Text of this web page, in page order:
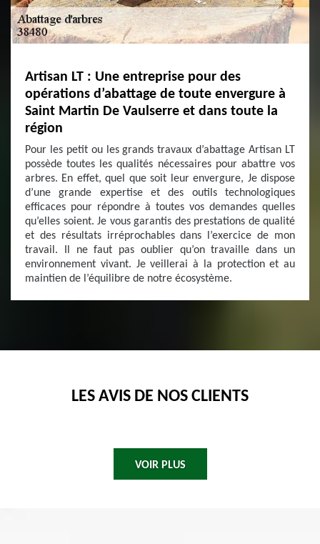
Artisan LT : Une entreprise pour des
opérations d’abattage de toute envergure à
Saint Martin De Vaulserre et dans toute la
région
Pour les petit ou les grands travaux d’abattage Artisan LT
possède toutes les qualités nécessaires pour abattre vos
arbres. En effet, quel que soit leur envergure, Je dispose
d’une grande expertise et des outils technologiques
efficaces pour répondre à toutes vos demandes quelles
qu’elles soient. Je vous garantis des prestations de qualité
et des résultats irréprochables dans l’exercice de mon
travail. Il ne faut pas oublier qu’on travaille dans un
environnement vivant. Je veillerai à la protection et au
maintien de l’équilibre de notre écosystème.
LES AVIS DE NOS CLIENTS
VOIR PLUS